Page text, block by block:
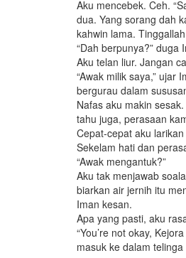
Aku mencebek. Ceh.
dua. Yang sorang dah
kahwin lama.
“Dah berpunya?” duga
Aku telan liur. Jangan
“Awak milik saya,” ujar
bergurau dalam
Nafas aku makin
tahu juga, perasaan
Cepat-cepat aku
Sekelam hati dan
“Awak mengantuk?”
Aku tak menjawab
biarkan air jernih itu
Iman kesan.
Apa yang pasti, aku
“You’re not okay,
masuk ke dalam telinga